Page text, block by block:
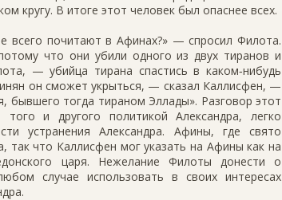
кругу. В итоге этот человек был опаснее всех.
всего почитают в Афинах?» — спросил Филота.
что они убили одного из двух тиранов и
— убийца тирана спастись в каком‑нибудь
он сможет укрыться, — сказал Каллисфен, —
бывшего тогда тираном Эллады». Разговор этот
и другого политикой Александра, легко
устранения Александра. Афины, где свято
так что Каллисфен мог указать на Афины как на
царя. Нежелание Филоты донести о
случае использовать в своих интересах